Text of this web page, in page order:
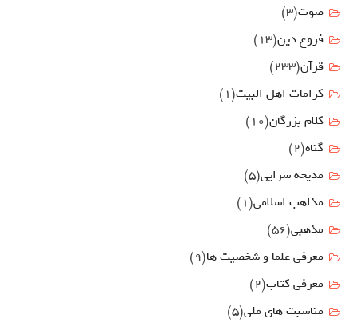
صوت(3)
فروع دين(13)
قرآن(233)
كرامات اهل البيت(1)
کلام بزرگان(10)
گناه(2)
مدیحه سرایی(5)
مذاهب اسلامی(1)
مذهبی(56)
معرفی علما و شخصیت ها(9)
معرفی کتاب(2)
مناسبت هاي ملي(5)